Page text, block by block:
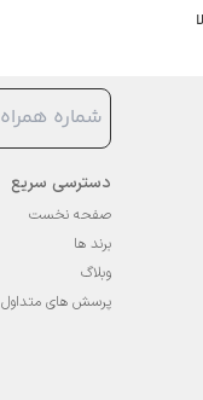
دسترسی سریع
صفحه نخست
برند ها
وبلاگ
پرسش های متداول